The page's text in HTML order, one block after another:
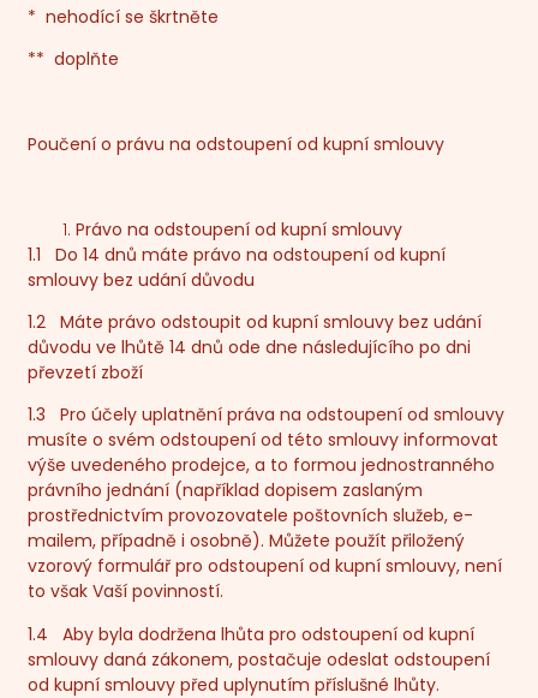
* nehodící se škrtněte
** doplňte
Poučení o právu na odstoupení od kupní smlouvy
Právo na odstoupení od kupní smlouvy
1.1 Do 14 dnů máte právo na odstoupení od kupní
smlouvy bez udání důvodu
1.2 Máte právo odstoupit od kupní smlouvy bez udání
důvodu ve lhůtě 14 dnů ode dne následujícího po dni
převzetí zboží
1.3 Pro účely uplatnění práva na odstoupení od smlouvy
musíte o svém odstoupení od této smlouvy informovat
výše uvedeného prodejce, a to formou jednostranného
právního jednání (například dopisem zaslaným
prostřednictvím provozovatele poštovních služeb, e-
mailem, případně i osobně). Můžete použít přiložený
vzorový formulář pro odstoupení od kupní smlouvy, není
to však Vaší povinností.
1.4 Aby byla dodržena lhůta pro odstoupení od kupní
smlouvy daná zákonem, postačuje odeslat odstoupení
od kupní smlouvy před uplynutím příslušné lhůty.